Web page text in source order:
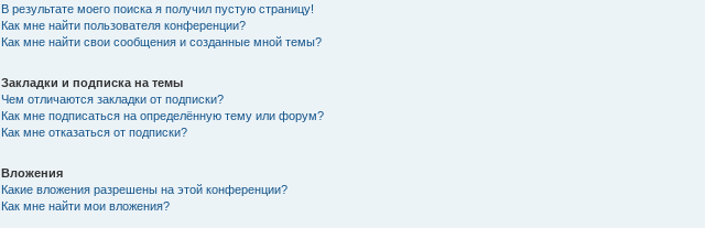
В результате моего поиска я получил пустую страницу!
Как мне найти пользователя конференции?
Как мне найти свои сообщения и созданные мной темы?
Закладки и подписка на темы
Чем отличаются закладки от подписки?
Как мне подписаться на определённую тему или форум?
Как мне отказаться от подписки?
Вложения
Какие вложения разрешены на этой конференции?
Как мне найти мои вложения?